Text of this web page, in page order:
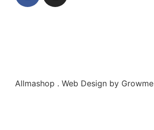
Allmashop . Web Design by Growme